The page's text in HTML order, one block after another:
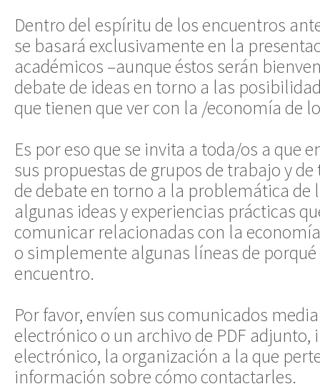
Dentro del espíritu de los encuentros
se basará exclusivamente en la
académicos –aunque éstos serán
debate de ideas en torno a las
que tienen que ver con la /economía de
Es por eso que se invita a toda/os a que
sus propuestas de grupos de trabajo y
de debate en torno a la problemática de
algunas ideas y experiencias prácticas
comunicar relacionadas con la
o simplemente algunas líneas de
encuentro.
Por favor, envíen sus comunicados
electrónico o un archivo de PDF adjunto,
electrónico, la organización a la que
información sobre cómo contactarles.